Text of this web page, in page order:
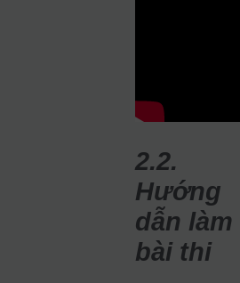
2.2.
Hướng
dẫn làm
bài thi